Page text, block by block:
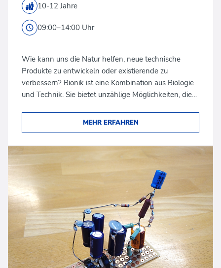
10-12 Jahre
09:00–14:00 Uhr
Wie kann uns die Natur helfen, neue technische
Produkte zu entwickeln oder existierende zu
verbessern? Bionik ist eine Kombination aus Biologie
und Technik. Sie bietet unzählige Möglichkeiten, die…
MEHR ERFAHREN